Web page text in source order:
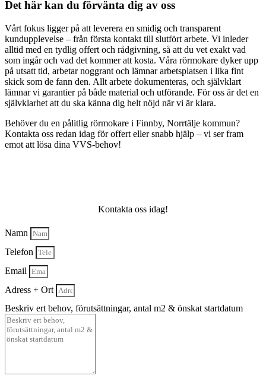
Det här kan du förvänta dig av oss
Vårt fokus ligger på att leverera en smidig och transparent
kundupplevelse – från första kontakt till slutfört arbete. Vi inleder
alltid med en tydlig offert och rådgivning, så att du vet exakt vad
som ingår och vad det kommer att kosta. Våra rörmokare dyker upp
på utsatt tid, arbetar noggrant och lämnar arbetsplatsen i lika fint
skick som de fann den. Allt arbete dokumenteras, och självklart
lämnar vi garantier på både material och utförande. För oss är det en
självklarhet att du ska känna dig helt nöjd när vi är klara.
Behöver du en pålitlig rörmokare i Finnby, Norrtälje kommun?
Kontakta oss redan idag för offert eller snabb hjälp – vi ser fram
emot att lösa dina VVS-behov!
Kontakta oss idag!
Namn
Telefon
Email
Adress + Ort
Beskriv ert behov, förutsättningar, antal m2 & önskat startdatum